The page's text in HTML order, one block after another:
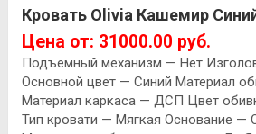
Кровать Olivia Кашемир
Цена от: 31000.00 руб.
Подъемный механизм — Нет
Основной цвет — Синий Материал
Материал каркаса — ДСП Цвет
Тип кровати — Мягкая Основание —